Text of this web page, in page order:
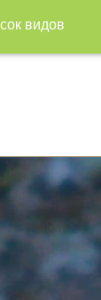
видов